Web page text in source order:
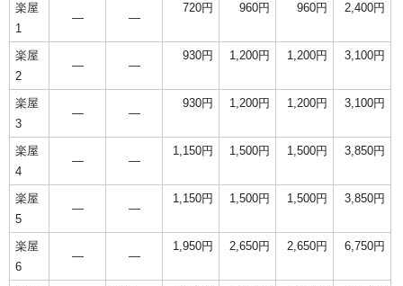
楽屋
1
― ―
720円 960円 960円 2,400円
楽屋
2
― ―
930円 1,200円 1,200円 3,100円
楽屋
3
― ―
930円 1,200円 1,200円 3,100円
楽屋
4
― ―
1,150円 1,500円 1,500円 3,850円
楽屋
5
― ―
1,150円 1,500円 1,500円 3,850円
楽屋
6
― ―
1,950円 2,650円 2,650円 6,750円